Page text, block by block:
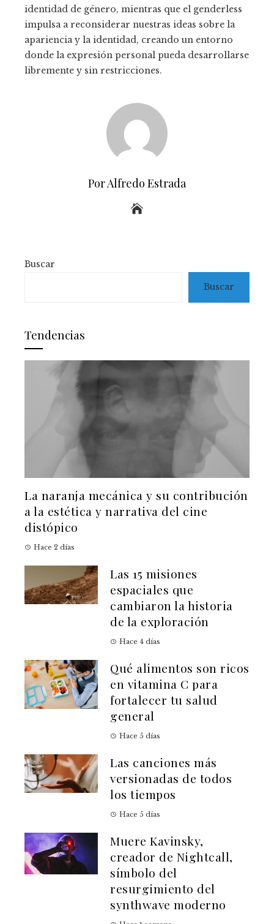
identidad de género, mientras que el genderless
impulsa a reconsiderar nuestras ideas sobre la
apariencia y la identidad, creando un entorno
donde la expresión personal pueda desarrollarse
libremente y sin restricciones.
Por Alfredo Estrada
Buscar
Buscar
Tendencias
La naranja mecánica y su contribución
a la estética y narrativa del cine
distópico
Hace 2 días
Las 15 misiones
espaciales que
cambiaron la historia
de la exploración
Hace 4 días
Qué alimentos son ricos
en vitamina C para
fortalecer tu salud
general
Hace 5 días
Las canciones más
versionadas de todos
los tiempos
Hace 5 días
Muere Kavinsky,
creador de Nightcall,
símbolo del
resurgimiento del
synthwave moderno